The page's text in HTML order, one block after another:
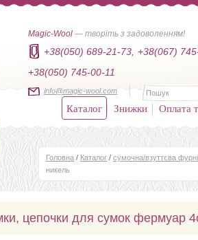
Magic-Wool — творіть з задоволенням!
+38(050) 689-21-73,
+38(067)
+38(050) 745-00-11
info@magic-wool.com
Каталог Знижки Оплата
Головна / Каталог / сумочна/взуттєва
никель
цепочки для сумок фермуар